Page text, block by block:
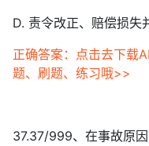
D. 责令改正、赔偿损失
正确答案：点击去下载
题、刷题、练习哦>>
37.37/999、在事故原